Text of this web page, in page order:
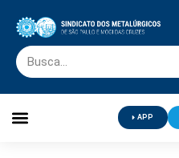
APP